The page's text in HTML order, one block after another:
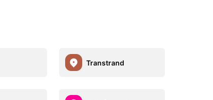
Transtrand